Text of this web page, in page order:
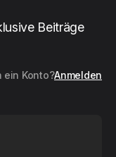
Beiträge
ein Konto?Anmelden